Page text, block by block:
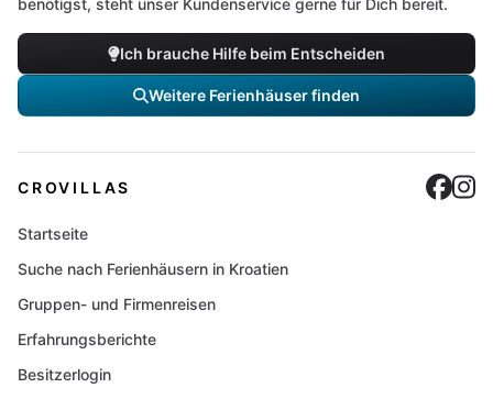
benötigst, steht unser Kundenservice gerne für Dich bereit.
Ich brauche Hilfe beim Entscheiden
Weitere Ferienhäuser finden
CROVILLAS
Startseite
Suche nach Ferienhäusern in Kroatien
Gruppen- und Firmenreisen
Erfahrungsberichte
Besitzerlogin